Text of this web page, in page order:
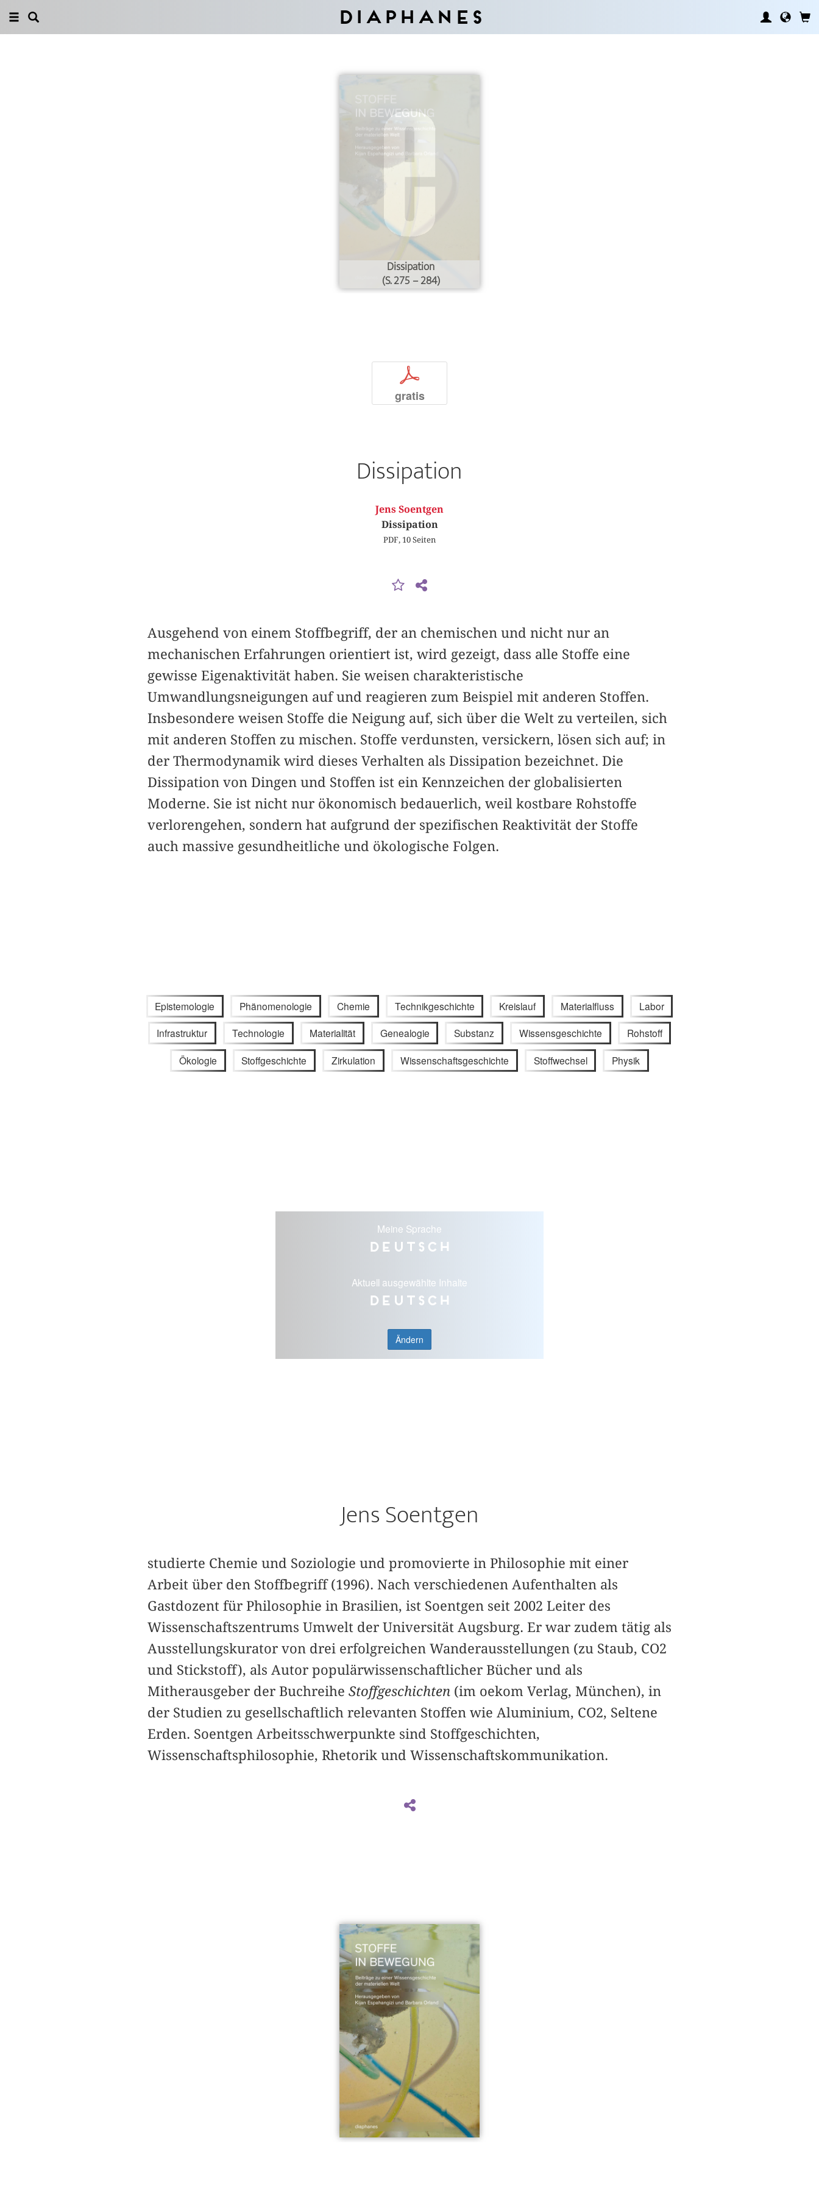
Diaphanes
Dissipation
(S. 275 – 284)
p
gratis
Dissipation
Jens Soentgen
Dissipation
PDF, 10 Seiten
Ausgehend von einem Stoffbegriff, der an chemischen und nicht nur an
mechanischen Erfahrungen orientiert ist, wird gezeigt, dass alle Stoffe eine
gewisse Eigenaktivität haben. Sie weisen charakteristische
Umwandlungsneigungen auf und reagieren zum Beispiel mit anderen Stoffen.
Insbesondere weisen Stoffe die Neigung auf, sich über die Welt zu verteilen, sich
mit anderen Stoffen zu mischen. Stoffe verdunsten, versickern, lösen sich auf; in
der Thermodynamik wird dieses Verhalten als Dissipation bezeichnet. Die
Dissipation von Dingen und Stoffen ist ein Kennzeichen der globalisierten
Moderne. Sie ist nicht nur ökonomisch bedauerlich, weil kostbare Rohstoffe
verlorengehen, sondern hat aufgrund der spezifischen Reaktivität der Stoffe
auch massive gesundheitliche und ökologische Folgen.
Epistemologie Phänomenologie Chemie Technikgeschichte Kreislauf Materialfluss Labor
Infrastruktur Technologie Materialität Genealogie Substanz Wissensgeschichte Rohstoff
Ökologie Stoffgeschichte Zirkulation Wissenschaftsgeschichte Stoffwechsel Physik
Meine Sprache
Deutsch
Aktuell ausgewählte Inhalte
Deutsch
Ändern
Jens Soentgen
studierte Chemie und Soziologie und promovierte in Philosophie mit einer
Arbeit über den Stoffbegriff (1996). Nach verschiedenen Aufenthalten als
Gastdozent für Philosophie in Brasilien, ist Soentgen seit 2002 Leiter des
Wissenschaftszentrums Umwelt der Universität Augsburg. Er war zudem tätig als
Ausstellungskurator von drei erfolgreichen Wanderausstellungen (zu Staub, CO2
und Stickstoff), als Autor populärwissenschaftlicher Bücher und als
Mitherausgeber der Buchreihe Stoffgeschichten(im oekom Verlag, München), in
der Studien zu gesellschaftlich relevanten Stoffen wie Aluminium, CO2, Seltene
Erden. Soentgen Arbeitsschwerpunkte sind Stoffgeschichten,
Wissenschaftsphilosophie, Rhetorik und Wissenschaftskommunikation.